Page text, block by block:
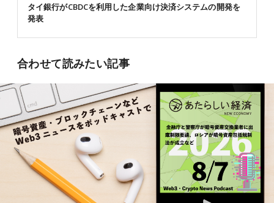
タイ銀行がCBDCを利用した企業向け決済システムの開発を
発表
合わせて読みたい記事